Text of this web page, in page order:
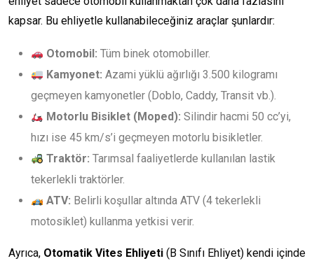
kapsar. Bu ehliyetle kullanabileceğiniz araçlar şunlardır:
Otomobil: Tüm binek otomobiller.
Kamyonet: Azami yüklü ağırlığı 3.500 kilogramı
geçmeyen kamyonetler (Doblo, Caddy, Transit vb.).
Motorlu Bisiklet (Moped): Silindir hacmi 50 cc’yi,
hızı ise 45 km/s’i geçmeyen motorlu bisikletler.
Traktör: Tarımsal faaliyetlerde kullanılan lastik
tekerlekli traktörler.
ATV: Belirli koşullar altında ATV (4 tekerlekli
motosiklet) kullanma yetkisi verir.
Ayrıca, Otomatik Vites Ehliyeti (B Sınıfı Ehliyet) kendi içinde